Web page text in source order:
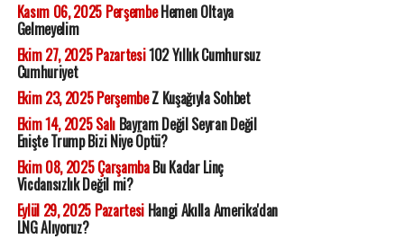
Kasım 06, 2025 PerşembeHemen Oltaya
Gelmeyelim
Ekim 27, 2025 Pazartesi102 Yıllık Cumhursuz
Cumhuriyet
Ekim 23, 2025 PerşembeZ Kuşağıyla Sohbet
Ekim 14, 2025 SalıBayram Değil Seyran Değil
Enişte Trump Bizi Niye Öptü?
Ekim 08, 2025 ÇarşambaBu Kadar Linç
Vicdansızlık Değil mi?
Eylül 29, 2025 PazartesiHangi Akılla Amerika'dan
LNG Alıyoruz?